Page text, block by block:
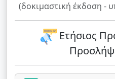
(δοκιμαστική έκδοση -
Ετήσιος